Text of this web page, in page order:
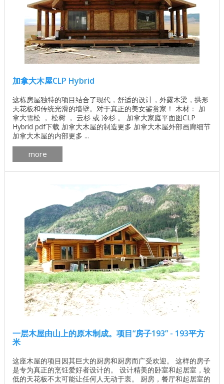
加拿大木屋CLP Hybrid
这栋房屋独特的项目结合了现代，舒适的设计，外露木梁，拱形
天花板和传统光滑的墙壁。对于真正的美女鉴赏家！ 木材： 加
拿大雪松 ， 松树 ， 云杉 或 冷杉 。 加拿大家庭平面图CLP
Hybrid pdf下载 加拿大木屋的制造更多 加拿大木屋外部画廊细节
加拿大木屋的内部更多 ...
more
一层木屋由山上的原木制成。项目“房子193” - 193平方
米
这座木屋的项目因其巨大的厨房和厨房而广受欢迎。 这样的房子
是专为真正的烹饪爱好者设计的。 设计精美的卧室和起居室，较
低的天花板不太可能让任何人无动于衷。 厨房，餐厅和起居室的